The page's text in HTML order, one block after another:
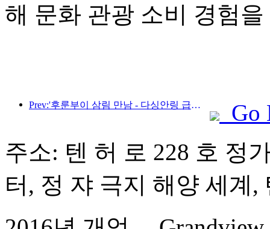
해 문화 관광 소비 경험
Prev:'후룬부이 삼림 만남 - 다싱안링 급행열차 - 별빛 열차 - 천이 여행' 관광열차가 첫 운행을 시작합니다.
Go
주소: 텐 허 로 228 호 정
터, 정 쟈 극지 해양 세계,